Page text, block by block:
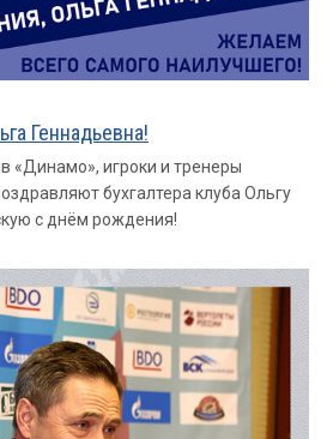
Геннадьевна!
«Динамо», игроки и тренеры
бухгалтера клуба Ольгу
с днём рождения!